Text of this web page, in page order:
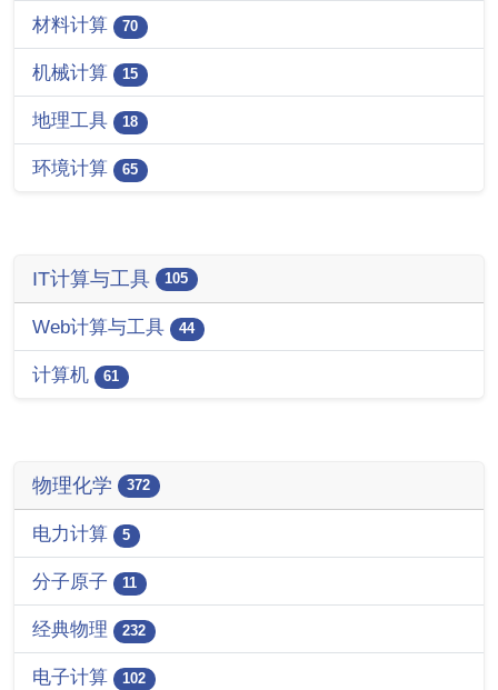
材料计算 70
机械计算 15
地理工具 18
环境计算 65
IT计算与工具 105
Web计算与工具 44
计算机 61
物理化学 372
电力计算 5
分子原子 11
经典物理 232
电子计算 102